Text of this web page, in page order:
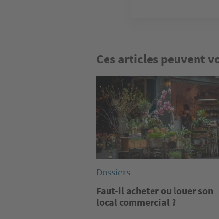
Ces articles peuvent
Dossiers
Faut-il acheter ou louer son
local commercial ?